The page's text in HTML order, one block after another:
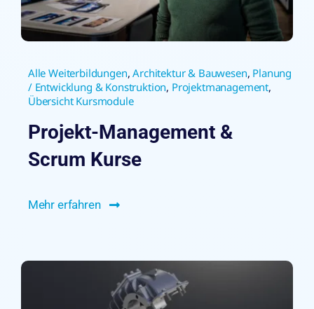
Alle Weiterbildungen,Architektur & Bauwesen, Planung
/ Entwicklung & Konstruktion, Projektmanagement,
Übersicht Kursmodule
Projekt-Management &
Scrum Kurse
Mehr erfahren